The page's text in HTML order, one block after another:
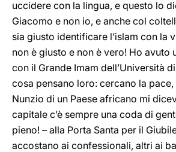
uccidere con la lingua, e questo lo
Giacomo e non io, e anche col
sia giusto identificare l’islam con la
non è giusto e non è vero! Ho avuto
con il Grande Imam dell’Università
cosa pensano loro: cercano la pace,
Nunzio di un Paese africano mi
capitale c’è sempre una coda di
pieno! – alla Porta Santa per il
accostano ai confessionali, altri ai